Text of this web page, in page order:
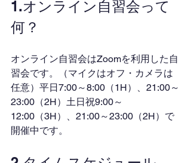
1.オンライン自習会って
何？
オンライン自習会はZoomを利用した自
習会です。（マイクはオフ・カメラは
任意）平日7:00～8:00（1H）、21:00～
23:00（2H）土日祝9:00～
12:00（3H）、21:00～23:00（2H）で
開催中です。